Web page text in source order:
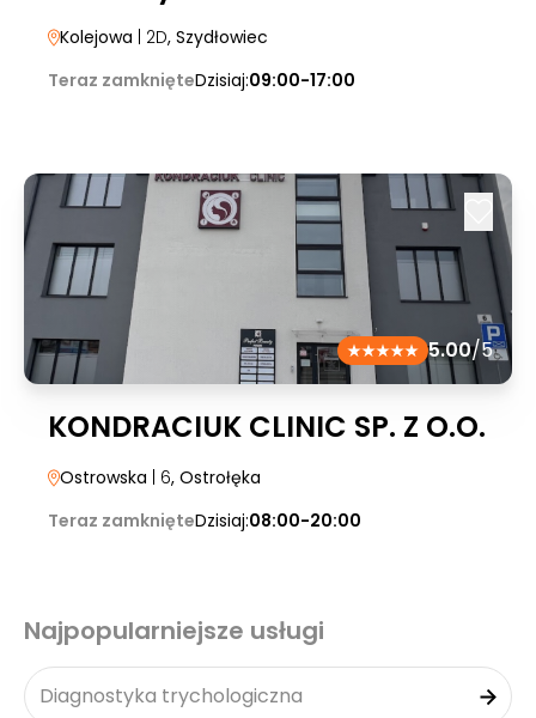
Kolejowa | 2D, Szydłowiec
Teraz zamknięteDzisiaj:09:00-17:00
5.00/5
KONDRACIUK CLINIC SP. Z O.O.
Ostrowska | 6, Ostrołęka
Teraz zamknięteDzisiaj:08:00-20:00
Najpopularniejsze usługi
Diagnostyka trychologiczna